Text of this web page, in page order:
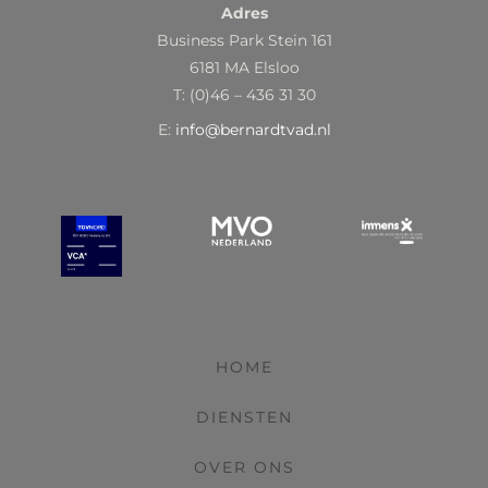
Adres
Business Park Stein 161
6181 MA Elsloo
T: (0)46 – 436 31 30
E: info@bernardtvad.nl
HOME
DIENSTEN
OVER ONS